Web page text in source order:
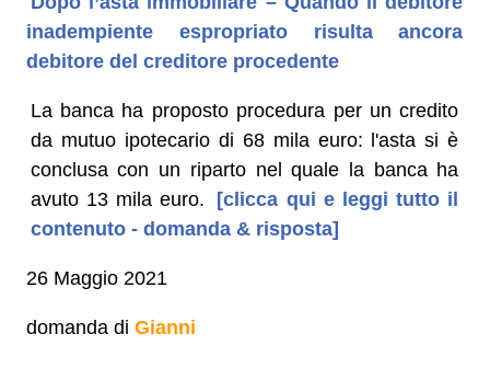
inadempiente espropriato risulta ancora
debitore del creditore procedente
La banca ha proposto procedura per un credito
da mutuo ipotecario di 68 mila euro: l'asta si è
conclusa con un riparto nel quale la banca ha
avuto 13 mila euro.
[clicca qui e leggi tutto il
contenuto - domanda & risposta]
26 Maggio 2021
domanda di Gianni